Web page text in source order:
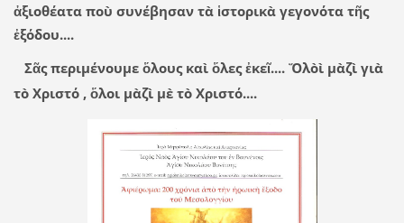
ἀξιοθέατα ποὺ συνέβησαν τὰ ἱστορικὰ γεγονότα τῆς
ἐξόδου....
Σᾶς περιμένουμε ὅλους καὶ ὅλες ἐκεῖ.... Ὅλὸὶ μὰζὶ γιὰ
τὸ Χριστό , ὅλοι μὰζὶ μὲ τὸ Χριστό....